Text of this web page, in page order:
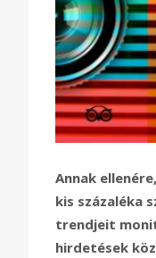
Annak
kis százaléka
trendjeit
hirdetések